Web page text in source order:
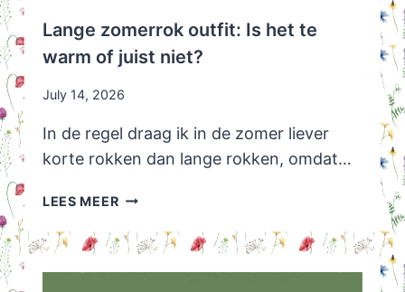
Lange zomerrok outfit: Is het te
warm of juist niet?
July 14, 2026
In de regel draag ik in de zomer liever
korte rokken dan lange rokken, omdat…
LEES MEERLANGE
OUTFIT: